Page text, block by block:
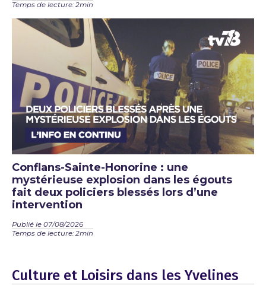
Temps de lecture: 2min
Conflans-Sainte-Honorine : une
mystérieuse explosion dans les égouts
fait deux policiers blessés lors d’une
intervention
Publié le 07/08/2026
Temps de lecture: 2min
Culture et Loisirs dans les Yvelines